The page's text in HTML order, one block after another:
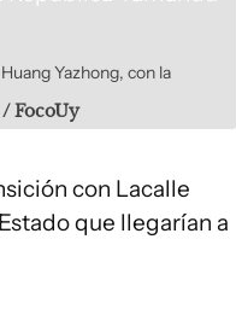
Yazhong, con la
FocoUy
con Lacalle
que llegarían a